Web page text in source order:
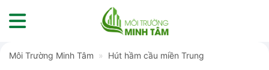
to
Môi Trường Minh Tâm » Hút hầm cầu miền Trung